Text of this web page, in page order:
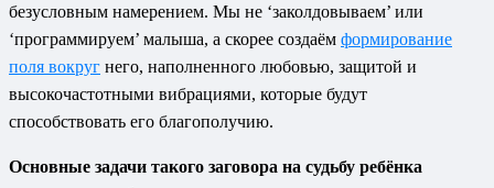
безусловным намерением. Мы не ‘заколдовываем’ или
‘программируем’ малыша, а скорее создаём формирование
поля вокруг него, наполненного любовью, защитой и
высокочастотными вибрациями, которые будут
способствовать его благополучию.
Основные задачи такого заговора на судьбу ребёнка